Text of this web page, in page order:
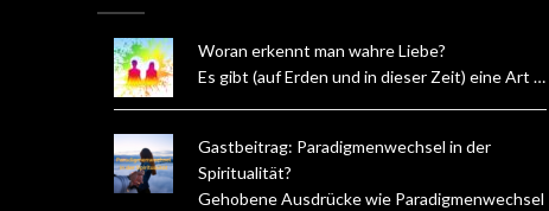
Woran erkennt man wahre Liebe?
Es gibt (auf Erden und in dieser Zeit) eine Art …
Gastbeitrag: Paradigmenwechsel in der
Spiritualität?
Gehobene Ausdrücke wie Paradigmenwechsel